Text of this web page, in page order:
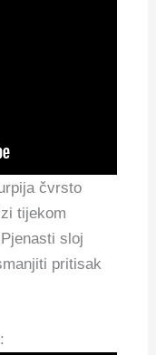
čvrsto
tijekom
sloj
pritisak